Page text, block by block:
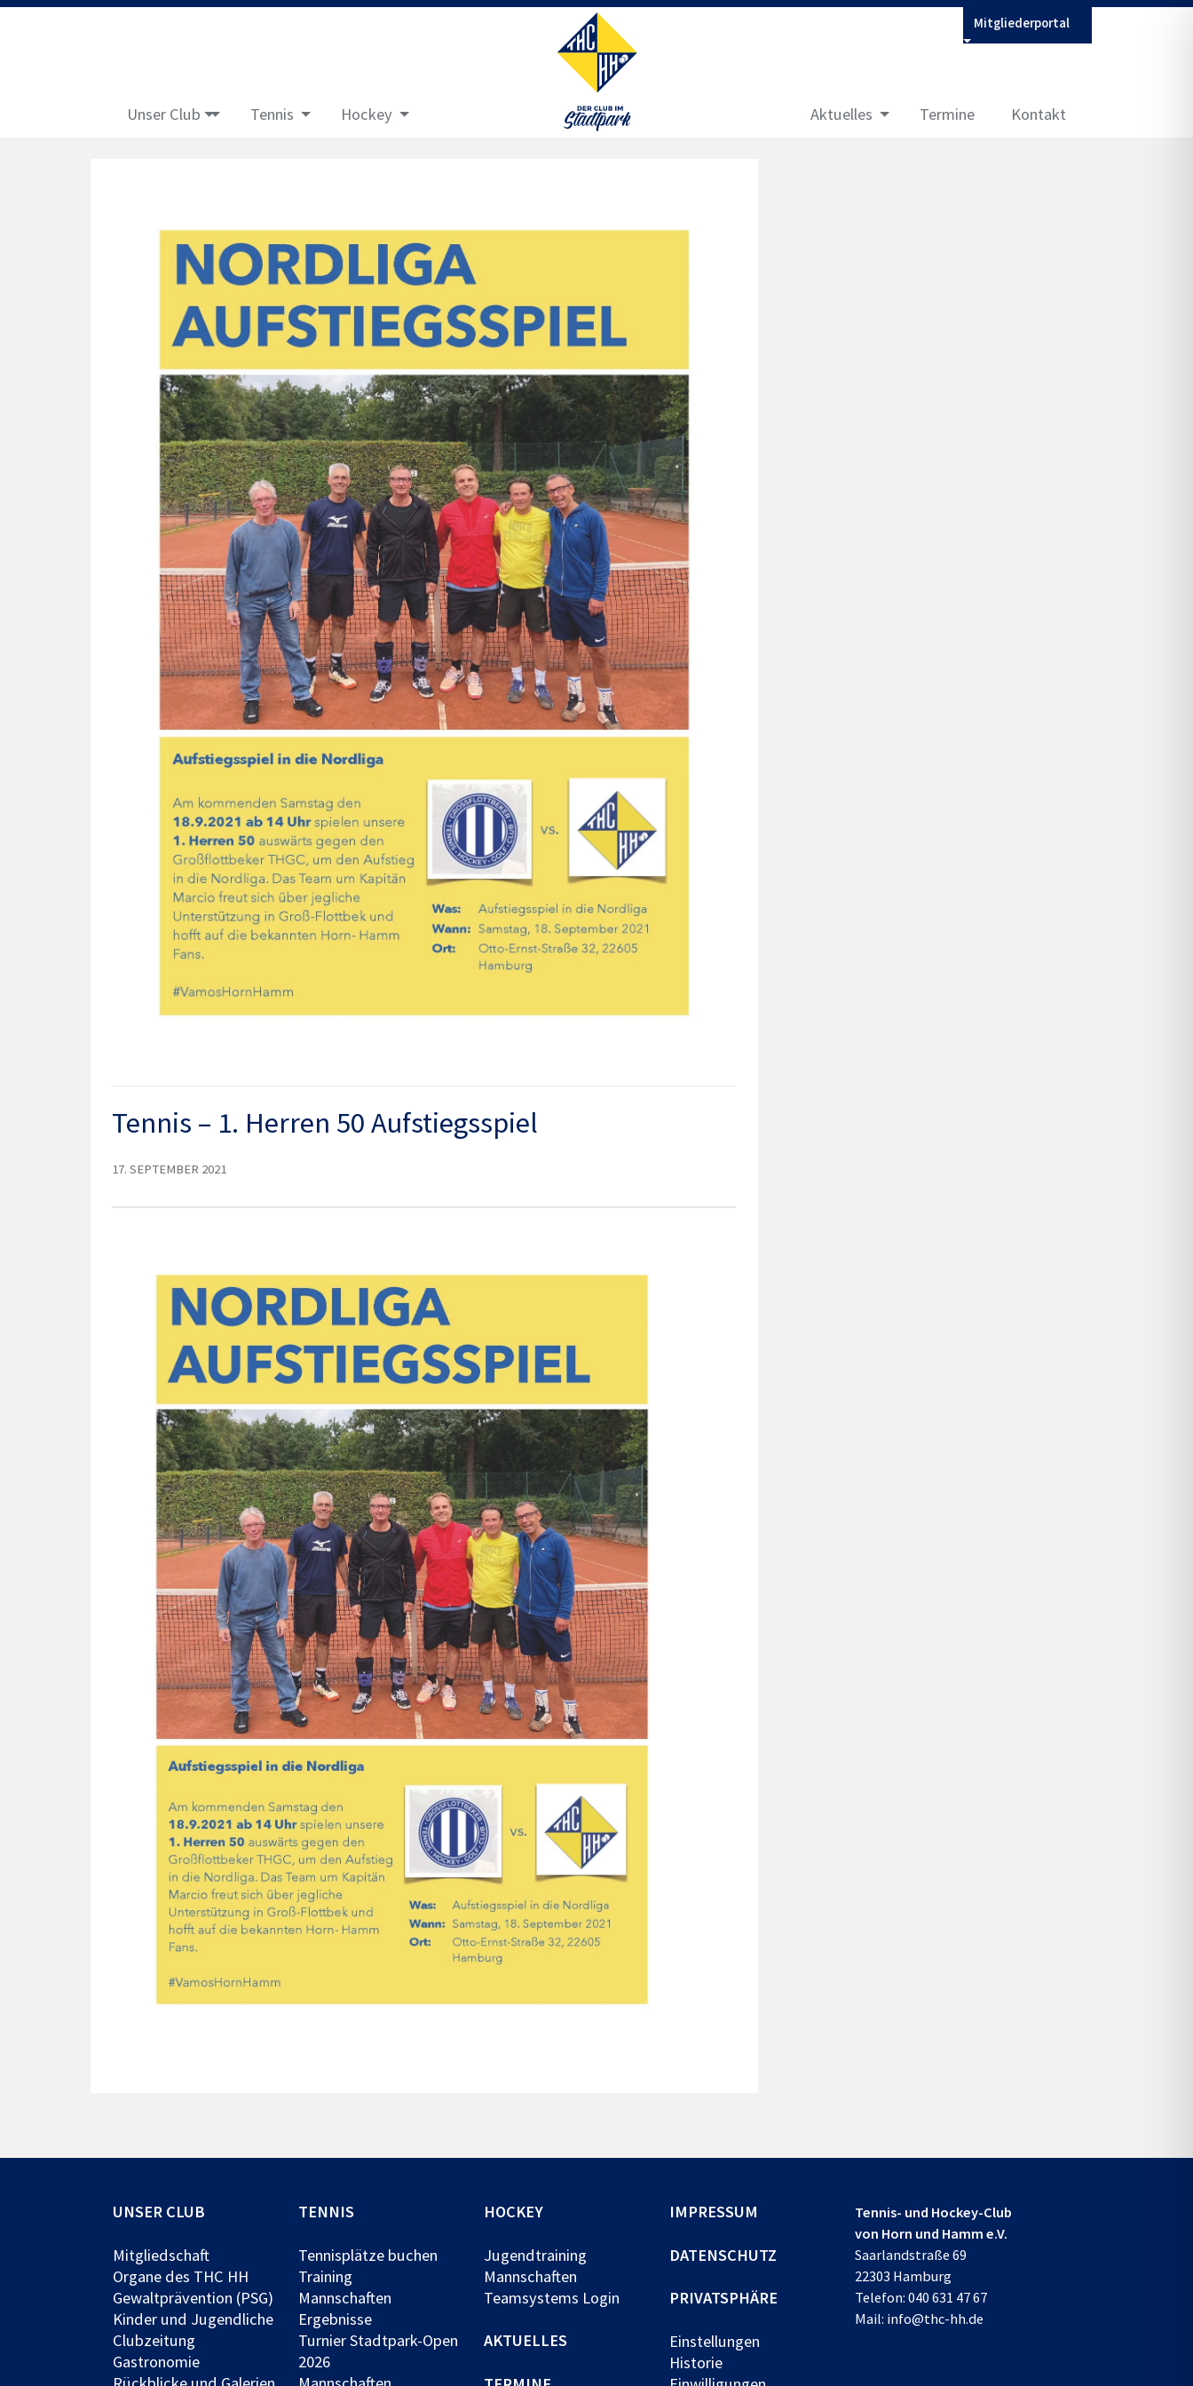
Unser Club Tennis Hockey
Mitgliederportal
Aktuelles Termine Kontakt
Tennis – 1. Herren 50 Aufstiegsspiel
17. SEPTEMBER 2021
UNSER CLUB
Mitgliedschaft
Organe des THC HH
Gewaltprävention (PSG)
Kinder und Jugendliche
Clubzeitung
Gastronomie
TENNIS
Tennisplätze buchen
Training
Mannschaften
Ergebnisse
Turnier Stadtpark-Open
2026
HOCKEY
Jugendtraining
Mannschaften
Teamsystems Login
AKTUELLES
IMPRESSUM
DATENSCHUTZ
PRIVATSPHÄRE
Einstellungen
Historie
Tennis- und Hockey-Club
von Horn und Hamm e.V.
Saarlandstraße 69
22303 Hamburg
Telefon:040 631 47 67
Mail: info@thc-hh.de